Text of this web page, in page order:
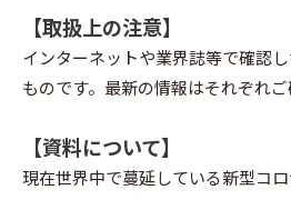
e
b
o
t
t
r
n
t
【取扱上の注意】
インターネットや業界誌等で確認
ものです。最新の情報はそれぞれご
【資料について】
現在世界中で蔓延している新型コ